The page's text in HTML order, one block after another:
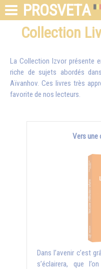
PROSVETA
Collection
La Collection Izvor présente
riche de sujets abordés
Aïvanhov. Ces livres très
favorite de nos lecteurs.
Vers une
Dans l’avenir c’est
s’éclairera, que